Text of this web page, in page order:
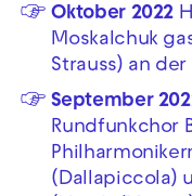
Oktober 2022
Moskalchuk
Strauss) an
September
Rundfunkchor
(Dallapiccola)